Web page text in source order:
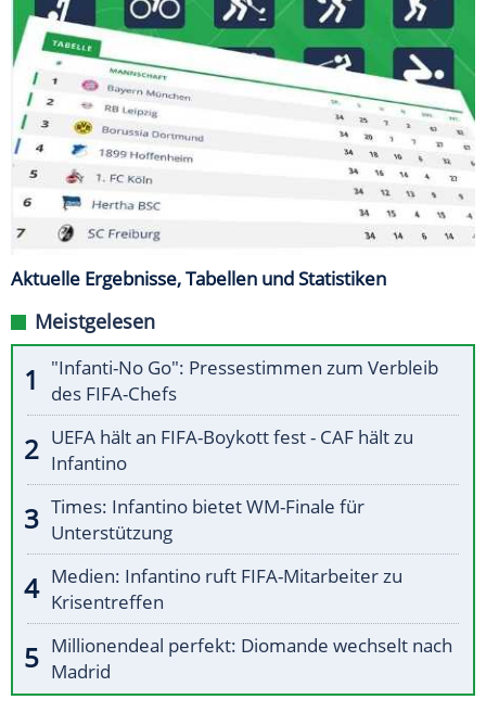
Aktuelle Ergebnisse, Tabellen und Statistiken
Meistgelesen
"Infanti-No Go": Pressestimmen zum Verbleib
des FIFA-Chefs
UEFA hält an FIFA-Boykott fest - CAF hält zu
Infantino
Times: Infantino bietet WM-Finale für
Unterstützung
Medien: Infantino ruft FIFA-Mitarbeiter zu
Krisentreffen
Millionendeal perfekt: Diomande wechselt nach
Madrid